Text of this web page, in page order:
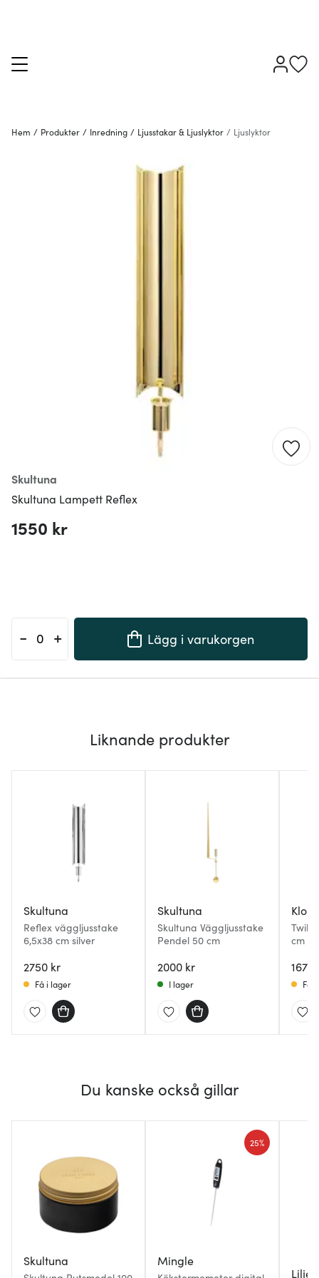
Hem / Produkter / Inredning / Ljusstakar & Ljuslyktor / Ljuslyktor
Skultuna
Skultuna Lampett Reflex
1550 kr
- + Lägg i varukorgen
Liknande produkter
Skultuna
Reflex väggljusstake
6,5x38 cm silver
2750 kr
Få i lager
Skultuna
Skultuna Väggljusstake
Pendel 50 cm
2000 kr
I lager
cm
1675
Få
Du kanske också gillar
Skultuna Mingle
25%